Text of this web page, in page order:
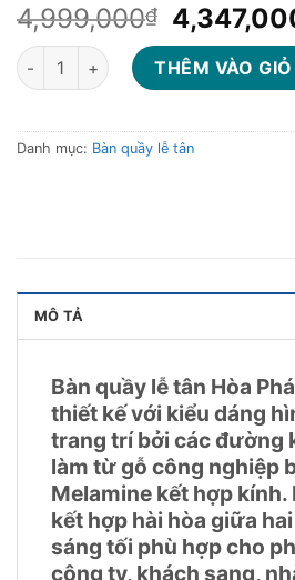
4,999,000₫
Giá
gốc
là:
Bàn quầy lễ tân BQ102-22 số lượng
THÊM VÀO
Danh mục: Bàn quầy lễ tân
MÔ TẢ
Bàn quầy lễ tân Hòa
thiết kế với kiểu dáng
trang trí bởi các đường
làm từ gỗ công nghiệp
Melamine kết hợp kính.
kết hợp hài hòa giữa
sáng tối phù hợp cho
công ty, khách sạng,